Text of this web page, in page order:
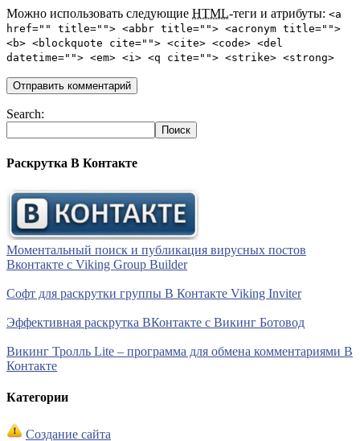
Можно использовать следующие HTML-теги и атрибуты: <a
href="" title=""> <abbr title=""> <acronym title="">
<b> <blockquote cite=""> <cite> <code> <del
datetime=""> <em> <i> <q cite=""> <strike> <strong>
Search:
Раскрутка В Контакте
Моментальный поиск и публикация вирусных постов
Вконтакте с Viking Group Builder
Софт для раскрутки группы В Контакте Viking Inviter
Эффективная раскрутка ВКонтакте с Викинг Ботовод
Викинг Тролль Lite – программа для обмена комментариями В
Контакте
Категории
Создание сайта